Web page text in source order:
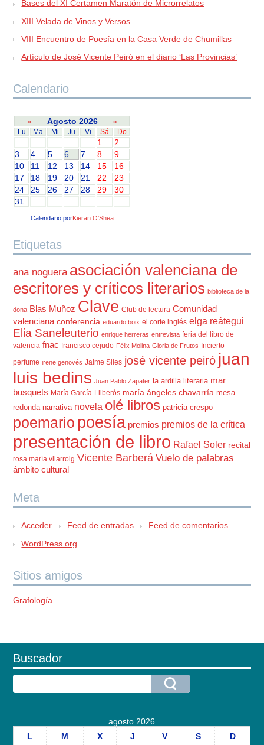
Bases del XI Certamen Maratón de Microrrelatos
XIII Velada de Vinos y Versos
VIII Encuentro de Poesía en la Casa Verde de Chumillas
Artículo de José Vicente Peiró en el diario ‘Las Provincias’
Calendario
« Agosto 2026 »
Lu Ma Mi Ju Vi Sá Do
1
2
3
4 5 6 7 8
9
10
11 12 13 14 15
16
17
18 19 20 21 22
23
24
25 26 27 28 29
30
31
Calendario porKieran O'Shea
Etiquetas
ana noguera asociación valenciana de
escritores y críticos literarios biblioteca de la
dona Blas Muñoz Clave Club de lectura Comunidad
valenciana conferencia eduardo boix el corte inglés elga reátegui
Elia Saneleuterio enrique herreras entrevista feria del libro de
valencia fnac francisco cejudo Félix Molina Gloria de Frutos
Incierto
perfume irene genovés Jaime Siles josé vicente peiró juan
luis bedins Juan Pablo Zapater la ardilla literaria mar
busquets María García-Lliberós maría ángeles chavarría mesa
redonda narrativa novela olé libros patricia crespo
poemario poesía premios premios de la crítica
presentación de libro Rafael Soler recital
rosa maría vilarroig Vicente Barberá Vuelo de palabras
ámbito cultural
Meta
Acceder Feed de entradas
Feed de comentarios
WordPress.org
Sitios amigos
Grafología
Buscador
agosto 2026
L
M X J V S D